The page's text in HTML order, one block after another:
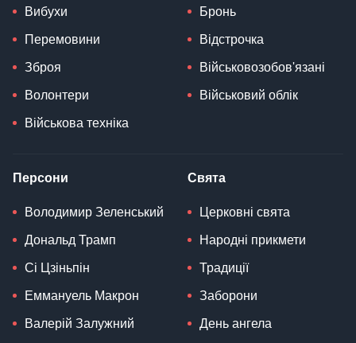
Вибухи
Перемовини
Зброя
Волонтери
Військова техніка
Бронь
Відстрочка
Військовозобов'язані
Військовий облік
Персони
Володимир Зеленський
Дональд Трамп
Сі Цзіньпін
Еммануель Макрон
Валерій Залужний
Свята
Церковні свята
Народні прикмети
Традиції
Заборони
День ангела